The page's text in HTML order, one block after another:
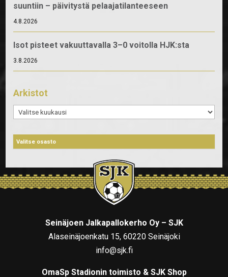
suuntiin – päivitystä pelaajatilanteeseen
4.8.2026
Isot pisteet vakuuttavalla 3–0 voitolla HJK:sta
3.8.2026
Arkistot
Arkistot
Seinäjoen Jalkapallokerho Oy – SJK
Alaseinäjoenkatu 15, 60220 Seinäjoki
info@sjk.fi
OmaSp Stadionin toimisto & SJK Shop